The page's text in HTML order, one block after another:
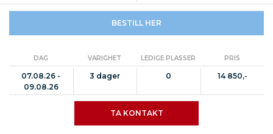
BESTILL HER
DAG VARIGHET LEDIGE PLASSER PRIS
07.08.26 -
09.08.26
3 dager 0 14 850,-
TA KONTAKT